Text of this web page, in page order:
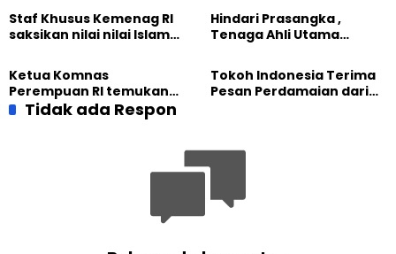
Kemanusiaan Global
Dunia dari “Infrastruktur
Kemanusiaan”
Staf Khusus Kemenag RI
saksikan nilai nilai Islam
Internasional Muslim
Ahmadiyah UK 2026
Hindari Prasangka ,
Tenaga Ahli Utama
fakta langsung
kehidupan Muslim
Ahmadiyah di Inggris
Ketua Komnas
Perempuan RI temukan
optimisme
Tokoh Indonesia Terima
Pesan Perdamaian dari
Tidak ada Respon